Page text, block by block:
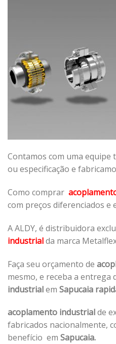
Contamos com uma equipe
ou especificação e
Como comprar
com preços diferenciados e
A ALDY, é distribuidora
industrialda marca
Faça seu orçamento de
mesmo, e receba a entrega
industrialem Sapucaia
acoplamento industrialde
fabricados nacionalmente,
benefício em Sapucaia.